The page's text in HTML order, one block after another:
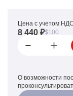
Цена с учетом НДС
8 440 ₽$100
О возможности